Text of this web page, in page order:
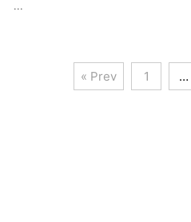
...
« Prev 1 …